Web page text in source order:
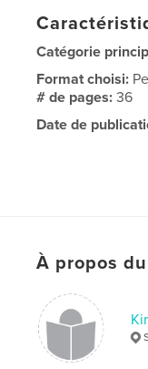
Catégorie
Format choisi:
# de pages:36
Date de
À propos